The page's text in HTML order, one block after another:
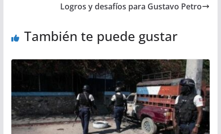
Logros y desafíos para Gustavo Petro
También te puede gustar